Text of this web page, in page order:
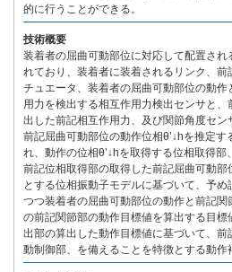
的に行うことができる。
技術概要
装着者の屈曲可動部位に対応して配置され
れており、装着者に装着されるリンク、前
チュエータ、装着者の屈曲可動部位の動
用力を検出する相互作用力検出センサと
出した前記相互作用力、及び関節角度セン
前記屈曲可動部位の動作位相θ’↓hを推定
れ、動作の位相θ’↓hを取得する位相取得部、
前記位相取得部の取得した前記屈曲可動部
とする位相振動子モデルに基づいて、予
つつ装着者の屈曲可動部位の動作と前記
の前記関節部の動作目標値を算出する目
出部の算出した動作目標値に基づいて、
動制御部、を備えることを特徴とする動作